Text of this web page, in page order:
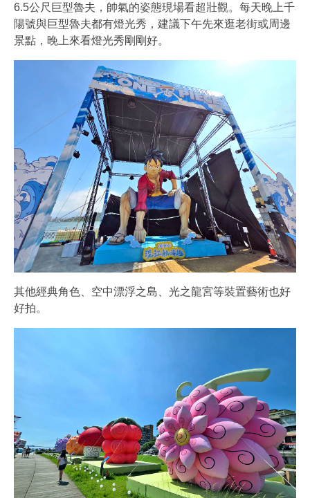
6.5公尺巨型魯夫，帥氣的姿態現場看超壯觀。每天晚上千
陽號與巨型魯夫都有燈光秀，建議下午先來逛老街或周邊
景點，晚上來看燈光秀剛剛好。
其他經典角色、空中漂浮之島、光之龍宮等裝置藝術也好
好拍。